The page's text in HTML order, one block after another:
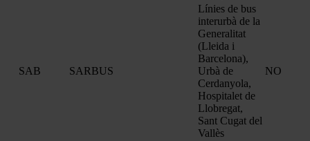
SAB SARBUS
Línies de bus
interurbà de la
Generalitat
(Lleida i
Barcelona),
Urbà de
Cerdanyola,
Hospitalet de
Llobregat,
Sant Cugat del
Vallès
NO